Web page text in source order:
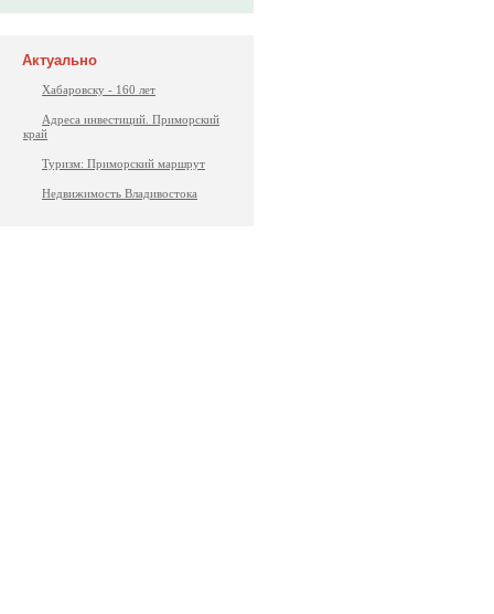
Актуально
Хабаровску - 160 лет
Адреса инвестиций. Приморский
край
Туризм: Приморский маршрут
Недвижимость Владивостока